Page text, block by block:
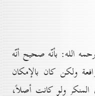
الله: بأنّه صحيح أنّه
ولكن كان بالإمكان
المنكر ولو كانت أصلاً،